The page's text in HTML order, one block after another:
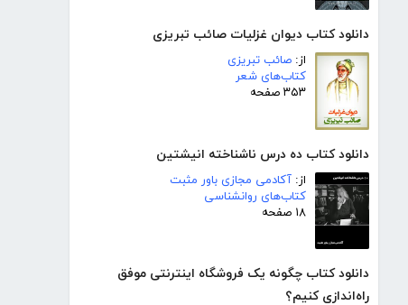
دانلود کتاب دیوان غزلیات صائب تبریزی
از: صائب تبریزی
کتاب‌های شعر
۳۵۳ صفحه
دانلود کتاب ده درس ناشناخته انیشتین
از: آکادمی مجازی باور مثبت
کتاب‌های روانشناسی
۱۸ صفحه
دانلود کتاب چگونه یک فروشگاه اینترنتی موفق
راه‌اندازی کنیم؟